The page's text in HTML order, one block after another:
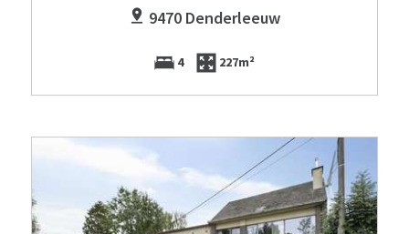
9470 Denderleeuw
4 227m²